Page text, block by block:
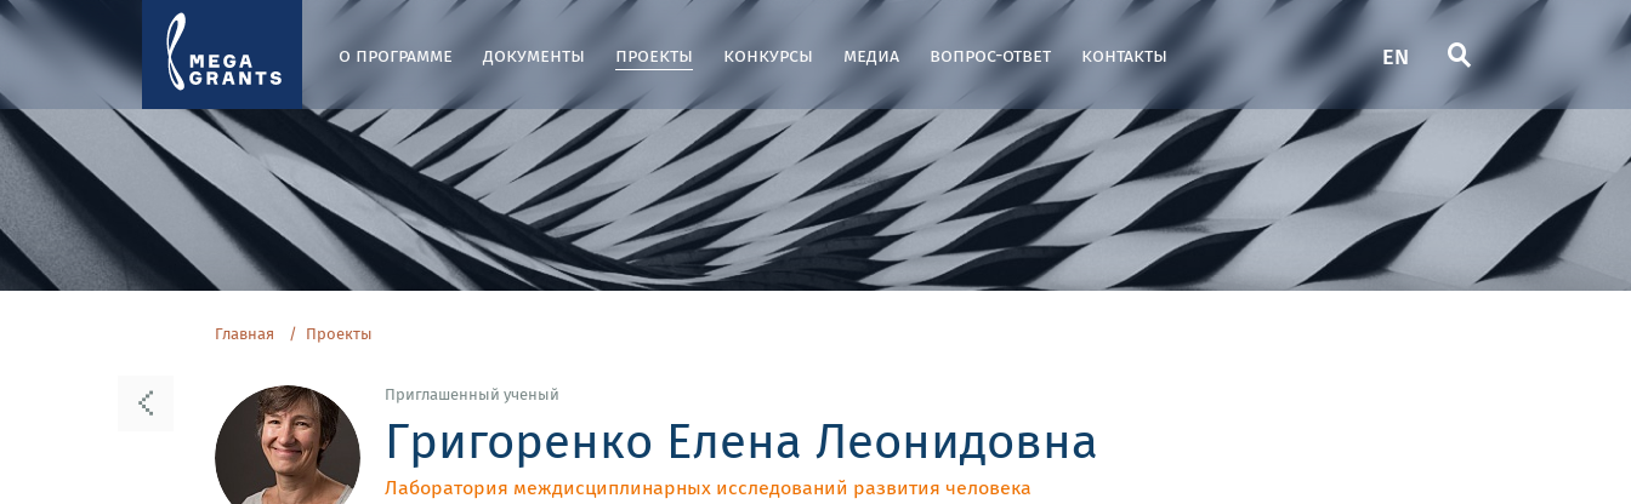
о программе документы проекты конкурсы медиа вопрос-ответ контакты EN
Главная Проекты
Приглашенный ученый
Григоренко Елена Леонидовна
Лаборатория междисциплинарных исследований развития человека